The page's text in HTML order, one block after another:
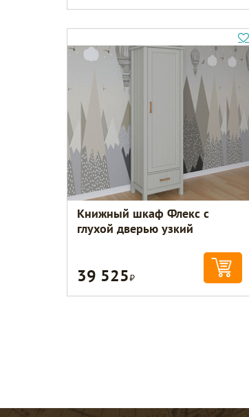
Книжный шкаф Флекс с
глухой дверью узкий
39 525Р